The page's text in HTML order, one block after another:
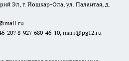
Эл, г. Йошкар-Ола, ул. Палантая, д.
20? 8-927-680-46-10, mari@pg12.ru